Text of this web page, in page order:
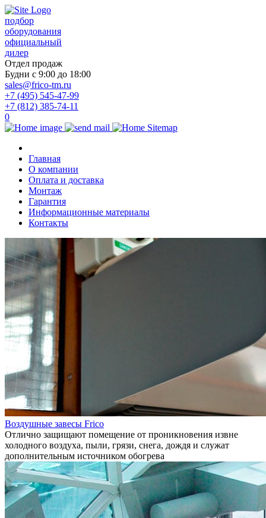
подбор
оборудования
официальный
дилер
Отдел продаж
Будни с 9:00 до 18:00
sales@frico-tm.ru
+7 (495) 545-47-99
+7 (812) 385-74-11
0
Главная
О компании
Оплата и доставка
Монтаж
Гарантия
Информационные материалы
Контакты
Воздушные завесы Frico
Отлично защищают помещение от проникновения извне
холодного воздуха, пыли, грязи, снега, дождя и служат
дополнительным источником обогрева